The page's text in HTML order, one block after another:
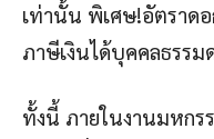
เท่านั้น พิเศษ!อัตราดอ
ภาษีเงินได้บุคคลธรรม
ทั้งนี้ ภายในงานมหก